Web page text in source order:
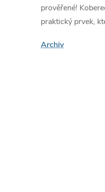
prověřené!
praktický prvek,
Archiv